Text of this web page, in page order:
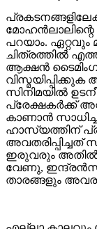
പറയാം.
ചിത്രത്തിൽ
ആക്ഷൻ
സിനിമയിൽ
പ്രേക്ഷകർക്ക്
കാണാൻ
ഹാസ്യത്തിന്
ഇരുവരും അതിൽ
വേണു, ഇന്ദ്രൻസ്,
താരങ്ങളും